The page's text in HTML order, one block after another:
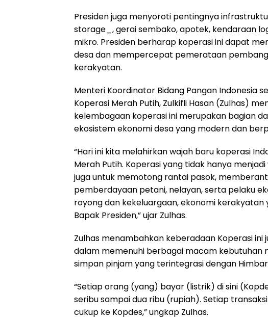
Presiden juga menyoroti pentingnya
storage_, gerai sembako, apotek, kendaraan
mikro. Presiden berharap koperasi ini dapat
desa dan mempercepat pemerataan
kerakyatan.
Menteri Koordinator Bidang Pangan Indonesia
Koperasi Merah Putih, Zulkifli Hasan (Zulhas)
kelembagaan koperasi ini merupakan bagian
ekosistem ekonomi desa yang modern dan
“Hari ini kita melahirkan wajah baru koperasi
Merah Putih. Koperasi yang tidak hanya
juga untuk memotong rantai pasok,
pemberdayaan petani, nelayan, serta pelaku
royong dan kekeluargaan, ekonomi
Bapak Presiden,” ujar Zulhas.
Zulhas menambahkan keberadaan Koperasi
dalam memenuhi berbagai macam kebutuhan
simpan pinjam yang terintegrasi dengan
“Setiap orang (yang) bayar (listrik) di sini
seribu sampai dua ribu (rupiah). Setiap
cukup ke Kopdes,” ungkap Zulhas.